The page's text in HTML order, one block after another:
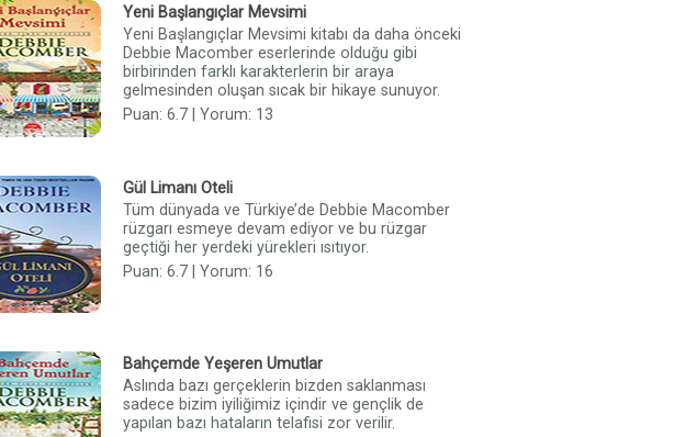
Yeni Başlangıçlar Mevsimi
Yeni Başlangıçlar Mevsimi kitabı da daha önceki
Debbie Macomber eserlerinde olduğu gibi
birbirinden farklı karakterlerin bir araya
gelmesinden oluşan sıcak bir hikaye sunuyor.
Puan: 6.7 | Yorum: 13
Gül Limanı Oteli
Tüm dünyada ve Türkiye’de Debbie Macomber
rüzgarı esmeye devam ediyor ve bu rüzgar
geçtiği her yerdeki yürekleri ısıtıyor.
Puan: 6.7 | Yorum: 16
Bahçemde Yeşeren Umutlar
Aslında bazı gerçeklerin bizden saklanması
sadece bizim iyiliğimiz içindir ve gençlik de
yapılan bazı hataların telafisi zor verilir.